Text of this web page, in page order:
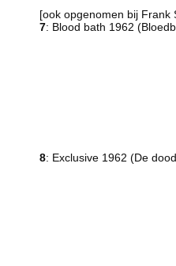
[ook opgenomen bij Frank
7: Blood bath 1962
8: Exclusive 1962 (De